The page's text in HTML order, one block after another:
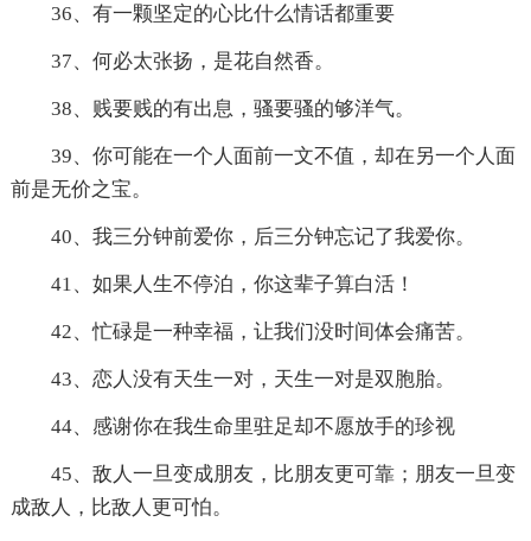
36、有一颗坚定的心比什么情话都重要
37、何必太张扬，是花自然香。
38、贱要贱的有出息，骚要骚的够洋气。
39、你可能在一个人面前一文不值，却在另一个人面
前是无价之宝。
40、我三分钟前爱你，后三分钟忘记了我爱你。
41、如果人生不停泊，你这辈子算白活！
42、忙碌是一种幸福，让我们没时间体会痛苦。
43、恋人没有天生一对，天生一对是双胞胎。
44、感谢你在我生命里驻足却不愿放手的珍视
45、敌人一旦变成朋友，比朋友更可靠；朋友一旦变
成敌人，比敌人更可怕。